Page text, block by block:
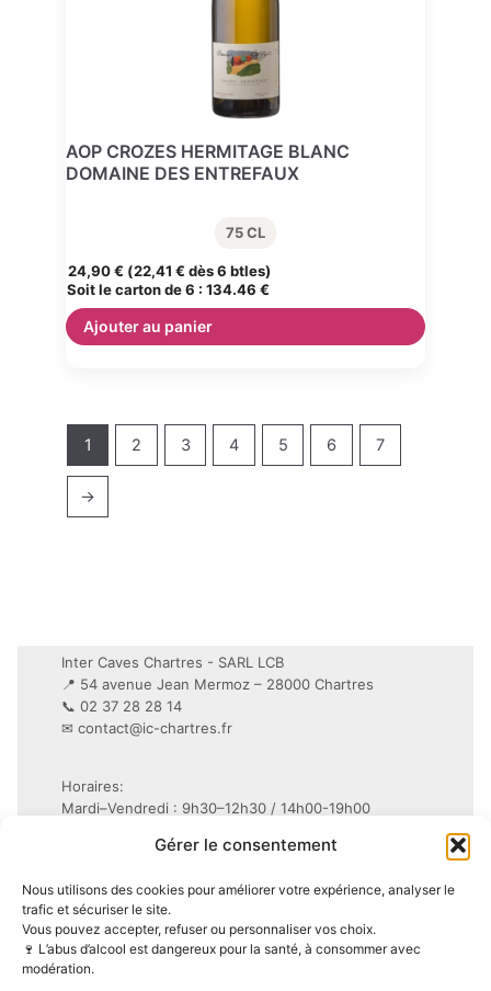
Gérer le consentement
Nous utilisons des cookies pour améliorer votre expérience, analyser le
trafic et sécuriser le site.
Vous pouvez accepter, refuser ou personnaliser vos choix.
🍷 L’abus d’alcool est dangereux pour la santé, à consommer avec
modération.
AOP CROZES HERMITAGE BLANC
DOMAINE DES ENTREFAUX
75 CL
24,90€ (22,41 € dès 6 btles)
Soit le carton de 6 : 134.46 €
Ajouter au panier
1 2 3 4 5 6 7
→
Inter Caves Chartres - SARL LCB
📍 54 avenue Jean Mermoz – 28000 Chartres
📞 02 37 28 28 14
✉ contact@ic-chartres.fr
Horaires:
Mardi–Vendredi : 9h30–12h30 / 14h00-19h00
Conditions Générales de Vente (CGV)
Mentions légales
Politique de confidentialité (RGPD)
Politique de cookies (UE)